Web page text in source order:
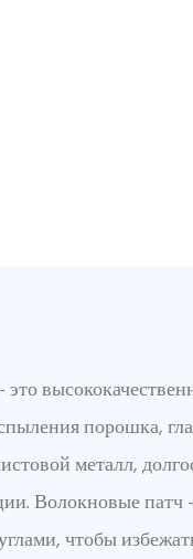
порошка,
металл,
Волокновые патч
чтобы